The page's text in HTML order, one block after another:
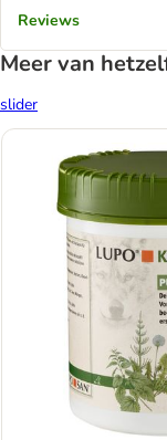
Reviews
Meer van
slider